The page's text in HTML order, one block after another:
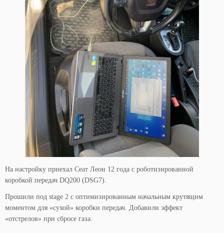
На настройку приехал Сеат Леон 12 года с роботизированной
коробкой передач DQ200 (DSG7).
Прошили под stage 2 с оптимизированным начальным крутящим
моментом для «сухой» коробки передач. Добавили эффект
«отстрелов» при сбросе газа.